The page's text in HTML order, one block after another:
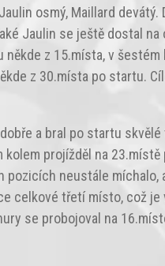
osmý, Maillard devátý.
Jaulin se ještě dostal na
z 15.místa, v šestém
z 30.místa po startu.
a bral po startu
projížděl na 23.místě
neustále míchalo,
celkové třetí místo, což
se probojoval na